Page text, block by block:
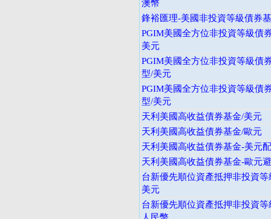
澳幣
鋒裕匯理-美國非投資等級債券
PGIM美國全方位非投資等級債
美元
PGIM美國全方位非投資等級債
型/美元
PGIM美國全方位非投資等級債
型/美元
天利美國高收益債券基金/美元
天利美國高收益債券基金/歐元
天利美國高收益債券基金-美元
天利美國高收益債券基金-歐元
台新優先順位資產抵押非投資
美元
台新優先順位資產抵押非投資